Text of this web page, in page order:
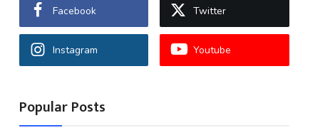
Facebook Twitter
Instagram Youtube
Popular Posts